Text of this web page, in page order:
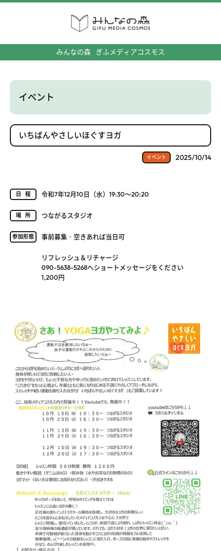
みんなの森 ぎふメディアコスモス
イベント
いちばんやさしいほぐすヨガ
イベント 2025/10/14
日程 令和7年12月10日（水）19:30～20:20
場所 つながるスタジオ
参加形態 事前募集・空きあれば当日可
リフレッシュ＆リチャージ
090-5638-5268へショートメッセージをください
1,200円